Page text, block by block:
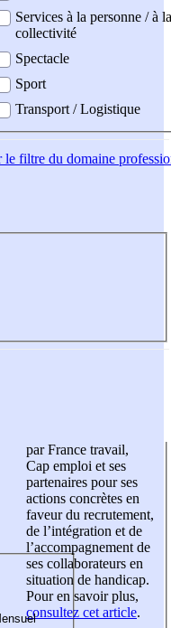
Services à la personne / à la
collectivité
Spectacle
Sport
Transport / Logistique
le filtre du domaine
par France travail,
Cap emploi et ses
partenaires pour ses
actions concrètes en
faveur du recrutement,
de l’intégration et de
l’accompagnement de
ses collaborateurs en
situation de handicap.
Pour en savoir plus,
consultez cet article.